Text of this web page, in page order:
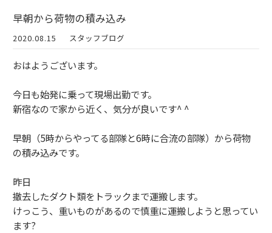
早朝から荷物の積み込み
2020.08.15 スタッフブログ
おはようございます。
今日も始発に乗って現場出勤です。
新宿なので家から近く、気分が良いです^ ^
早朝（5時からやってる部隊と6時に合流の部隊）から荷物
の積み込みです。
昨日
撤去したダクト類をトラックまで運搬します。
けっこう、重いものがあるので慎重に運搬しようと思ってい
ます?